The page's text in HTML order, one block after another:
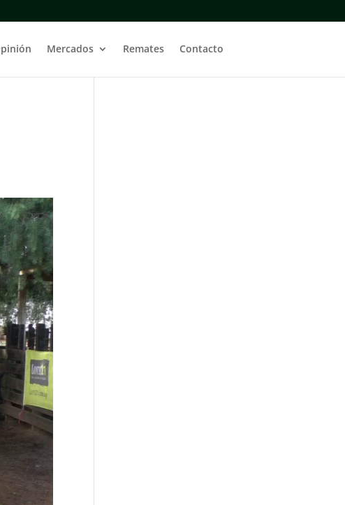
Mercados Remates Contacto